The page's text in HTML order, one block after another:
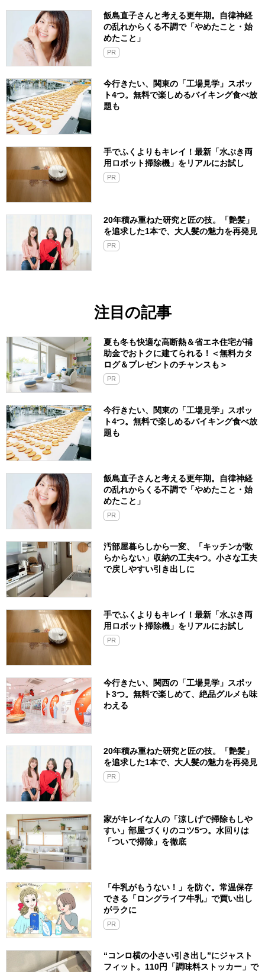
飯島直子さんと考える更年期。自律神経
の乱れからくる不調で「やめたこと・始
めたこと」
PR
今行きたい、関東の「工場見学」スポッ
ト4つ。無料で楽しめるバイキング食べ放
題も
手でふくよりもキレイ！最新「水ぶき両
用ロボット掃除機」をリアルにお試し
PR
20年積み重ねた研究と匠の技。「艶髪」
を追求した1本で、大人髪の魅力を再発見
PR
注目の記事
夏も冬も快適な高断熱＆省エネ住宅が補
助金でおトクに建てられる！＜無料カタ
ログ＆プレゼントのチャンスも＞
PR
今行きたい、関東の「工場見学」スポッ
ト4つ。無料で楽しめるバイキング食べ放
題も
飯島直子さんと考える更年期。自律神経
の乱れからくる不調で「やめたこと・始
めたこと」
PR
汚部屋暮らしから一変、「キッチンが散
らからない」収納の工夫4つ。小さな工夫
で戻しやすい引き出しに
手でふくよりもキレイ！最新「水ぶき両
用ロボット掃除機」をリアルにお試し
PR
今行きたい、関西の「工場見学」スポッ
ト3つ。無料で楽しめて、絶品グルメも味
わえる
20年積み重ねた研究と匠の技。「艶髪」
を追求した1本で、大人髪の魅力を再発見
PR
家がキレイな人の「涼しげで掃除もしや
すい」部屋づくりのコツ5つ。水回りは
「ついで掃除」を徹底
「牛乳がもうない！」を防ぐ。常温保存
できる「ロングライフ牛乳」で買い出し
がラクに
PR
“コンロ横の小さい引き出し”にジャスト
フィット。110円「調味料ストッカー」で